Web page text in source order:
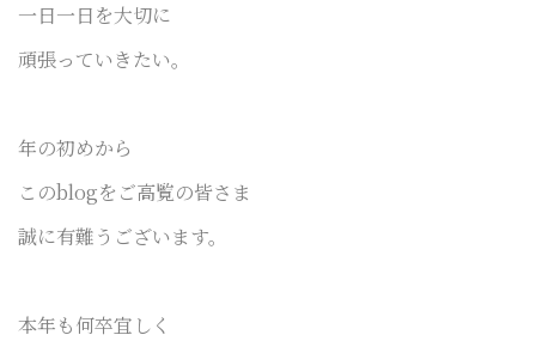
一日一日を大切に
頑張っていきたい。
年の初めから
このblogをご高覧の皆さま
誠に有難うございます。
本年も何卒宜しく